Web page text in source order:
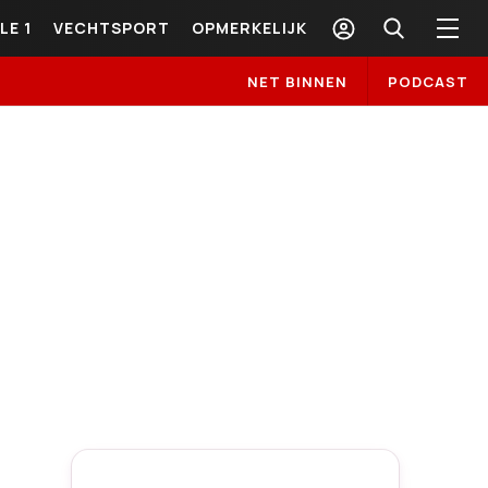
1 VECHTSPORT OPMERKELIJK
NET BINNEN PODCAST